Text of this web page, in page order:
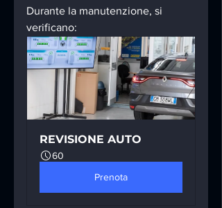
Durante la manutenzione, si
verificano:
REVISIONE AUTO
60
Prenota